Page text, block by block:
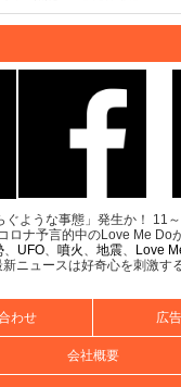
ぐような事態」発生か！ 11
ロナ予言的中のLove Me Do
、 UFO、 噴火 、 地震、 Love
新ニュースは好奇心を刺激す
わせ 広
会社概要